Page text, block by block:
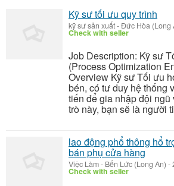
Kỹ sư tối ưu quy trình
kỹ sư sản xuất-Đức Hòa (Long
Check with seller
Job Description: Kỹ sư
(Process Optimization
Overview Kỹ sư Tối ưu
bén, có tư duy hệ thống
tiến để gia nhập đội ngũ
trò này, bạn sẽ là người
lao động phổ thông hổ
bán phụ cửa hàng
Việc Làm- Bến Lức (Long An) -
Check with seller